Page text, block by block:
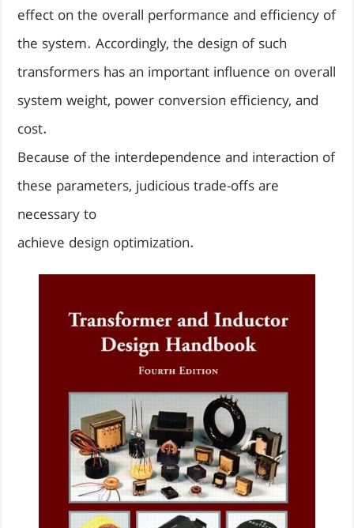
effect on the overall performance and efficiency of
the system. Accordingly, the design of such
transformers has an important influence on overall
system weight, power conversion efficiency, and
cost.
Because of the interdependence and interaction of
these parameters, judicious trade-offs are
necessary to
achieve design optimization.